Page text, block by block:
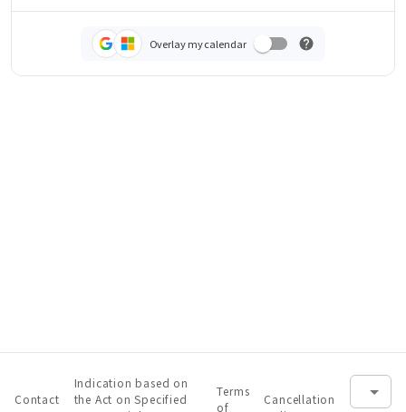
Overlay my calendar
Contact
Indication based on
the Act on Specified
Terms
of
Cancellation